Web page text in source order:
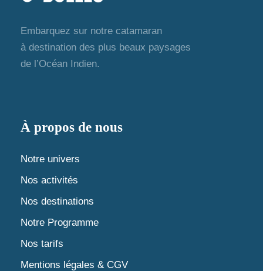
Embarquez sur notre catamaran
à destination des plus beaux paysages
de l’Océan Indien.
À propos de nous
Notre univers
Nos activités
Nos destinations
Notre Programme
Nos tarifs
Mentions légales & CGV